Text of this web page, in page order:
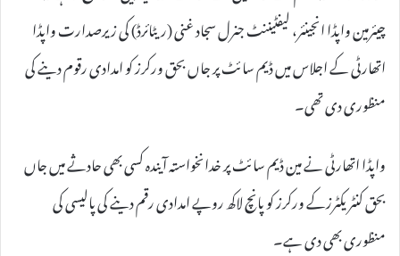
چیئرمین واپڈا انجینئر، لیفٹیننٹ جنرل سجاد غنی (ریٹائرڈ) کی زیرصدارت واپڈا
اتھارٹی کے اجلاس میں ڈیم سائٹ پر جاں بحق ورکرز کو امدادی رقوم دینے کی
منظوری دی تھی۔
واپڈا اتھارٹی نے مین ڈیم سائٹ پر خدانخواستہ آیندہ کسی بھی حادثے میں جاں
بحق کنٹریکٹرزکے ورکرز کو پانچ لاکھ روپے امدادی رقم دینے کی پالیسی کی
منظوری بھی دی ہے۔